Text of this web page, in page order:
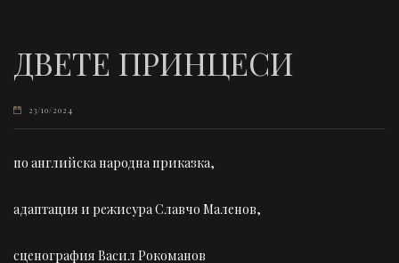
ДВЕТЕ ПРИНЦЕСИ
23/10/2024
по английска народна приказка,
адаптация и режисура Славчо Маленов,
сценография Васил Рокоманов